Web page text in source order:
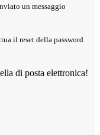
un messaggio
il reset della password
di posta elettronica!